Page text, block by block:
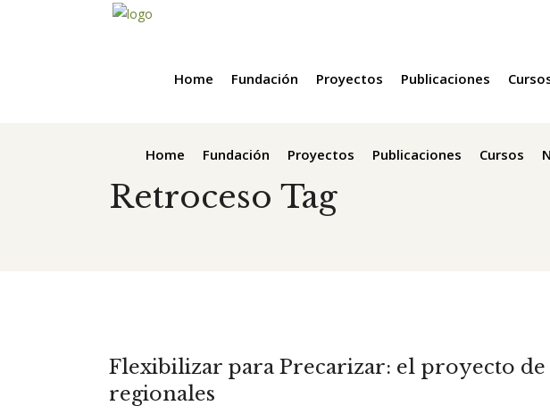
Home Fundación Proyectos Publicaciones Cursos
Home Fundación Proyectos Publicaciones
Retroceso Tag
Flexibilizar para Precarizar: el proyecto
regionales